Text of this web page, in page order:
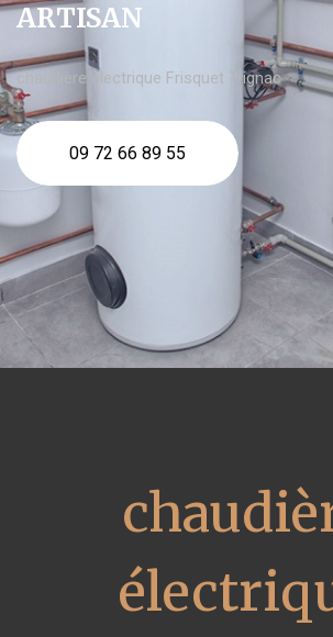
ARTISAN
chaudière électrique Frisquet Trignac
09 72 66 89 55